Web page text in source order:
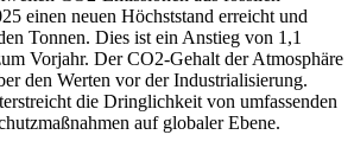
einen neuen Höchststand erreicht und
Tonnen. Dies ist ein Anstieg von 1,1
Vorjahr. Der CO2-Gehalt der Atmosphäre
den Werten vor der Industrialisierung.
die Dringlichkeit von umfassenden
auf globaler Ebene.